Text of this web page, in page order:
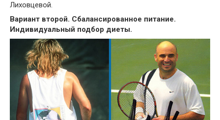
Лиховцевой.
Вариант второй. Сбалансированное питание.
Индивидуальный подбор диеты.